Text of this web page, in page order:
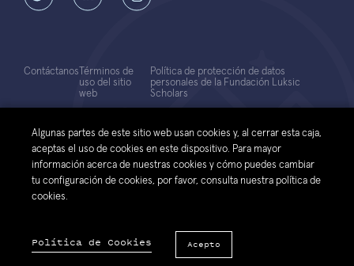
© 2026 Fundación Luksic Scholars. Todos los Derechos Reservados
Contáctanos Términos de
uso del sitio
web
Política de protección de datos
personales de la Fundación Luksic
Scholars
Algunas partes de este sitio web usan cookies y, al cerrar esta caja,
aceptas el uso de cookies en este dispositivo. Para mayor
información acerca de nuestras cookies y cómo puedes cambiar
tu configuración de cookies, por favor, consulta nuestra política de
cookies.
Política de Cookies Acepto